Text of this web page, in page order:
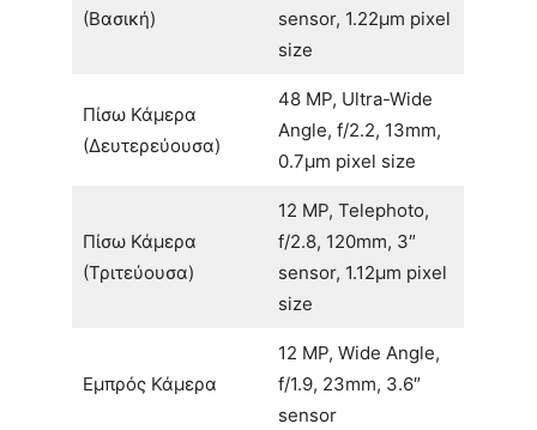
(Βασική)
sensor, 1.22µm pixel
size
Πίσω Κάμερα
(Δευτερεύουσα)
48 MP, Ultra-Wide
Angle, f/2.2, 13mm,
0.7µm pixel size
Πίσω Κάμερα
(Τριτεύουσα)
12 MP, Telephoto,
f/2.8, 120mm, 3″
sensor, 1.12µm pixel
size
Εμπρός Κάμερα
12 MP, Wide Angle,
f/1.9, 23mm, 3.6″
sensor